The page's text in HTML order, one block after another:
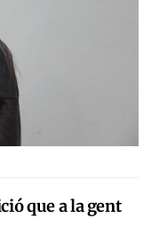
que a la gent